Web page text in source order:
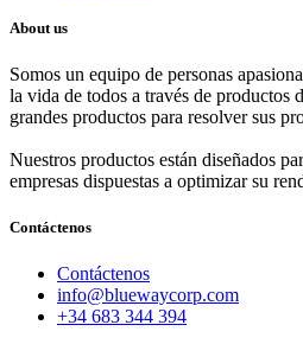
About us
Somos un equipo de personas
la vida de todos a través de productos
grandes productos para resolver sus
Nuestros productos están diseñados
empresas dispuestas a optimizar su
Contáctenos
Contáctenos
info@bluewaycorp.com
+34 683 344 394